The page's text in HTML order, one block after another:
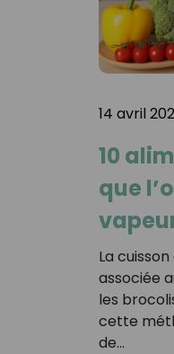
14 avril
10
que
La
associée
les
cette
de…